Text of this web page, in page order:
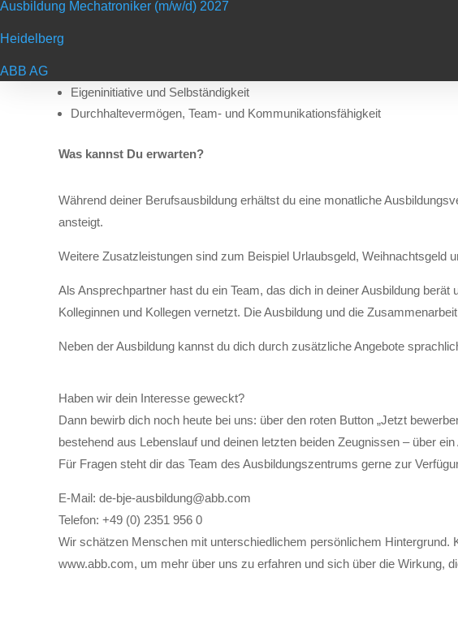
Ausbildung Mechatroniker (m/w/d) 2027
Heidelberg
ABB AG
Mindestens einen sehr guten Hauptschulabschluss bzw. die Mittlere Reife
Eigeninitiative und Selbständigkeit
Durchhaltevermögen, Team- und Kommunikationsfähigkeit
Was kannst Du erwarten?
Während deiner Berufsausbildung erhältst du eine monatliche
ansteigt.
Weitere Zusatzleistungen sind zum Beispiel Urlaubsgeld, Weihnachtsgeld
Als Ansprechpartner hast du ein Team, das dich in deiner Ausbildung
Kolleginnen und Kollegen vernetzt. Die Ausbildung und die
Neben der Ausbildung kannst du dich durch zusätzliche Angebote
Haben wir dein Interesse geweckt?
Dann bewirb dich noch heute bei uns: über den roten Button „Jetzt
bestehend aus Lebenslauf und deinen letzten beiden Zeugnissen – über
Für Fragen steht dir das Team des Ausbildungszentrums gerne zur
E-Mail: de-bje-ausbildung@abb.com
Telefon: +49 (0) 2351 956 0
Wir schätzen Menschen mit unterschiedlichem persönlichem
www.abb.com, um mehr über uns zu erfahren und sich über die Wirkung,